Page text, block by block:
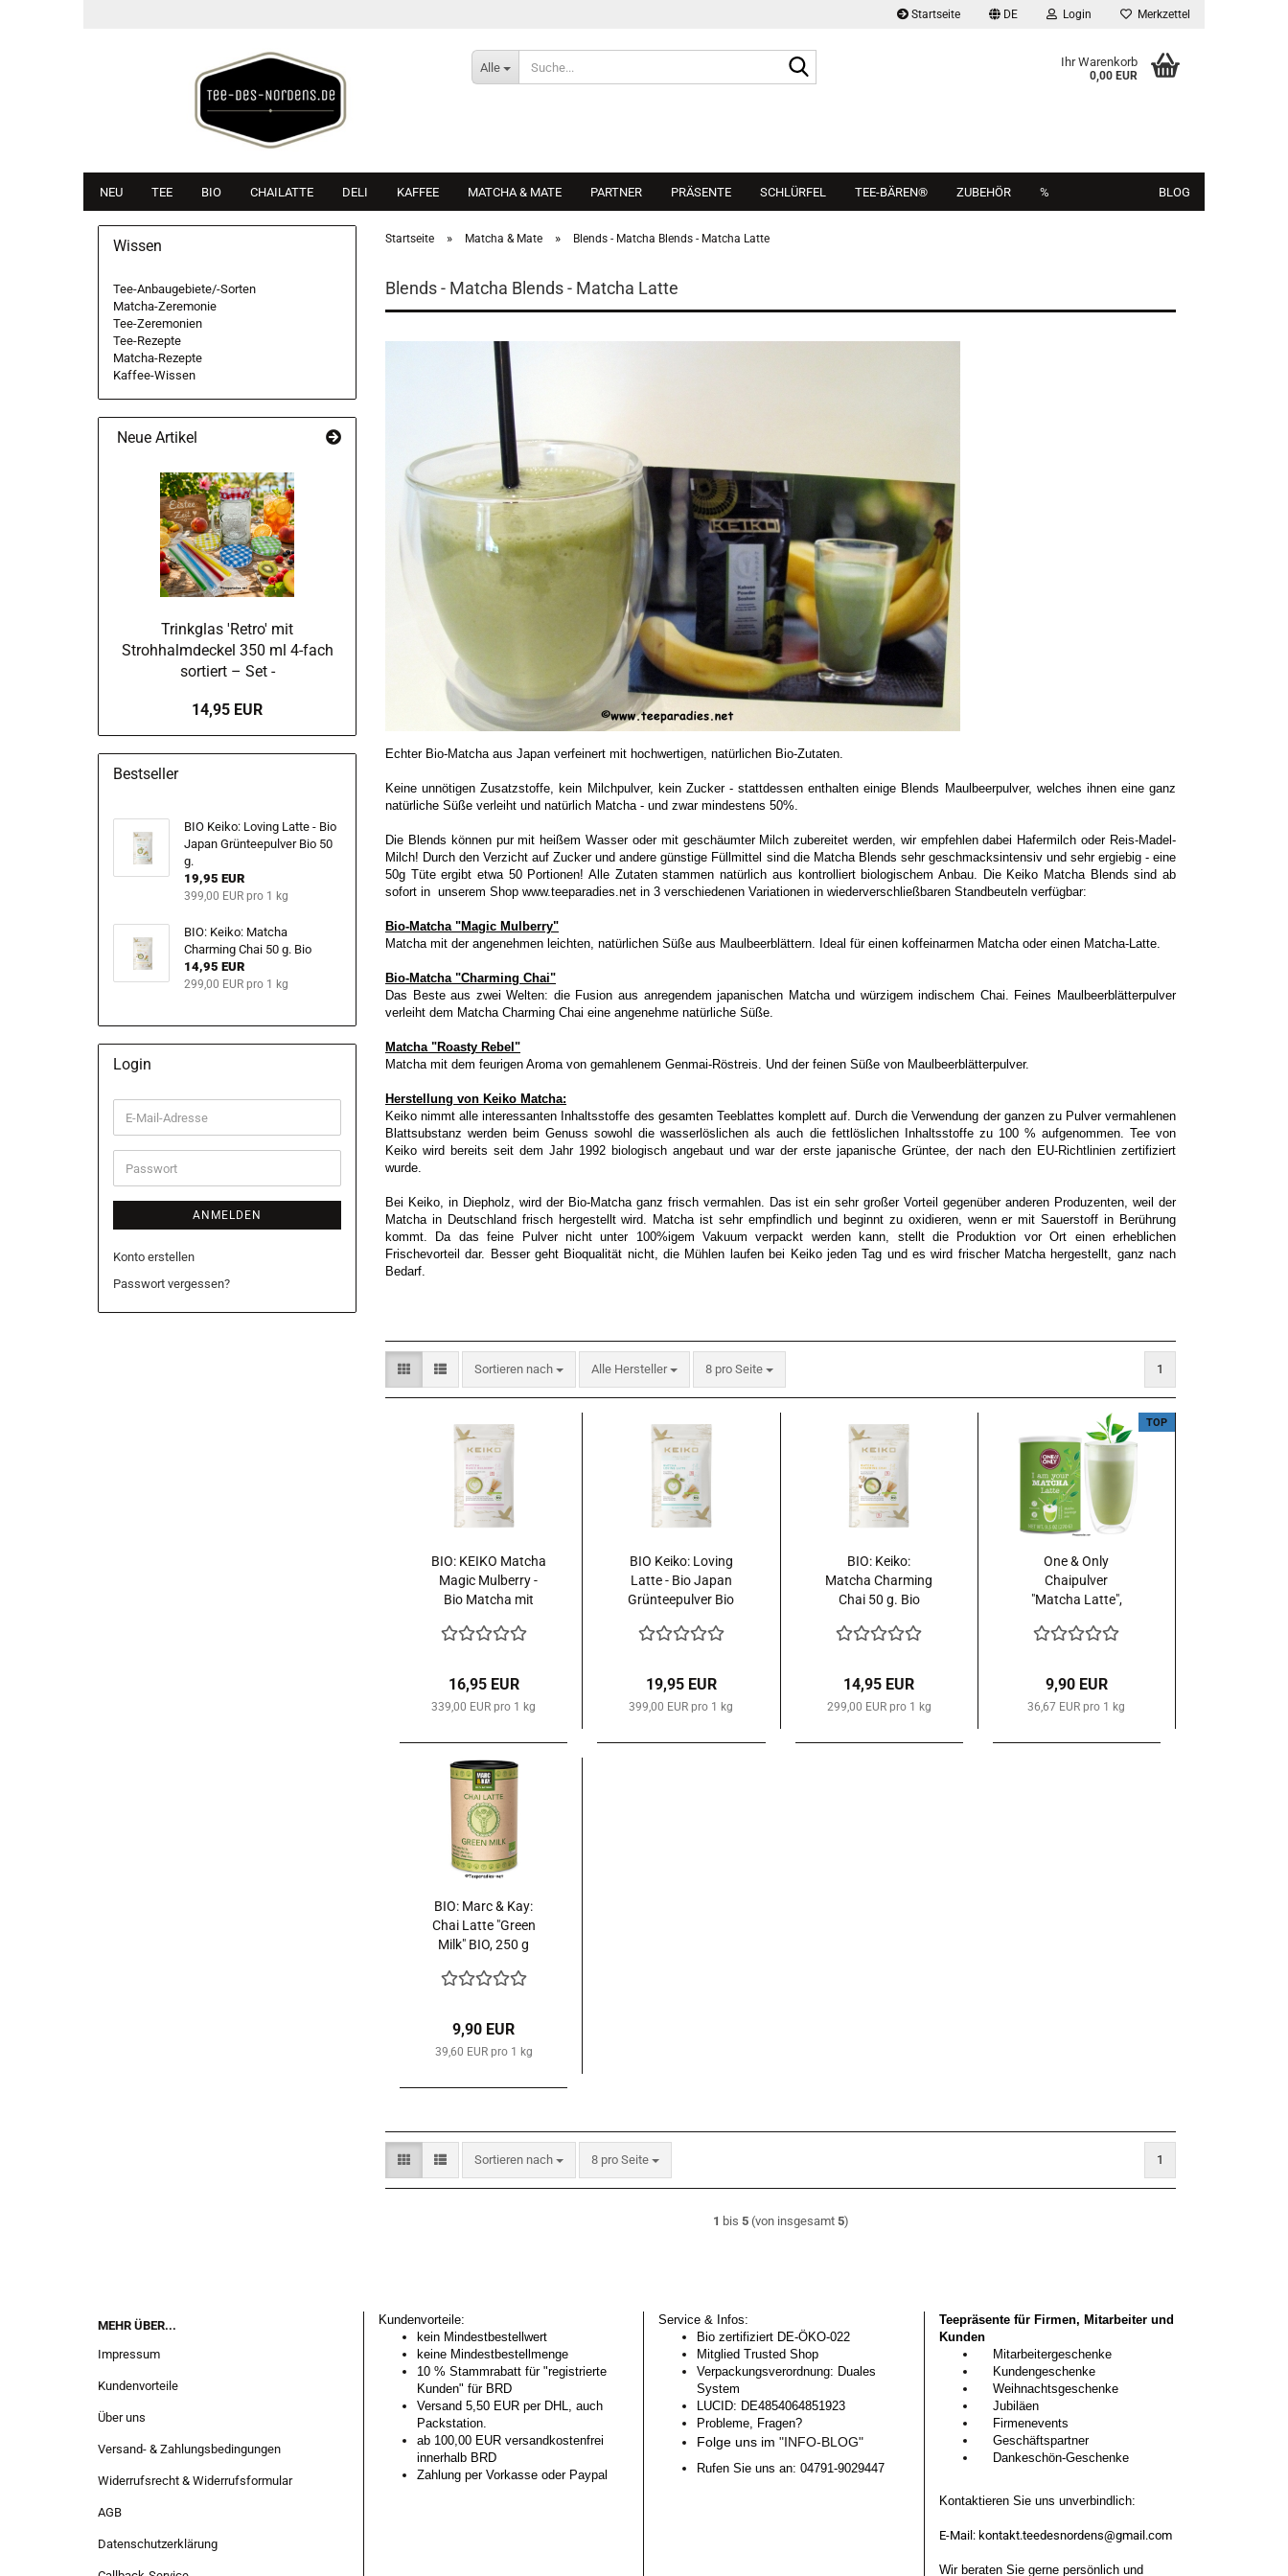
Startseite DE Login Merkzettel
Alle Ihr Warenkorb
0,00 EUR
NEU TEE BIO CHAILATTE DELI KAFFEE MATCHA & MATE PARTNER PRÄSENTE SCHLÜRFEL TEE-BÄREN® ZUBEHÖR % BLOG
Startseite » Matcha & Mate » Blends - Matcha Blends - Matcha Latte
Blends - Matcha Blends - Matcha Latte
Echter Bio-Matcha aus Japan verfeinert mit hochwertigen, natürlichen Bio-Zutaten.
Keine unnötigen Zusatzstoffe, kein Milchpulver, kein Zucker - stattdessen enthalten einige Blends Maulbeerpulver, welches ihnen eine ganz
natürliche Süße verleiht und natürlich Matcha - und zwar mindestens 50%.
Die Blends können pur mit heißem Wasser oder mit geschäumter Milch zubereitet werden, wir empfehlen dabei Hafermilch oder Reis-Madel-
Milch! Durch den Verzicht auf Zucker und andere günstige Füllmittel sind die Matcha Blends sehr geschmacksintensiv und sehr ergiebig - eine
50g Tüte ergibt etwa 50 Portionen! Alle Zutaten stammen natürlich aus kontrolliert biologischem Anbau. Die Keiko Matcha Blends sind ab
sofort in unserem Shop www.teeparadies.net in 3 verschiedenen Variationen in wiederverschließbaren Standbeuteln verfügbar:
Bio-Matcha "Magic Mulberry"
Matcha mit der angenehmen leichten, natürlichen Süße aus Maulbeerblättern. Ideal für einen koffeinarmen Matcha oder einen Matcha-Latte.
Bio-Matcha "Charming Chai"
Das Beste aus zwei Welten: die Fusion aus anregendem japanischen Matcha und würzigem indischem Chai. Feines Maulbeerblätterpulver
verleiht dem Matcha Charming Chai eine angenehme natürliche Süße.
Matcha "Roasty Rebel"
Matcha mit dem feurigen Aroma von gemahlenem Genmai-Röstreis. Und der feinen Süße von Maulbeerblätterpulver.
Herstellung von Keiko Matcha:
Keiko nimmt alle interessanten Inhaltsstoffe des gesamten Teeblattes komplett auf. Durch die Verwendung der ganzen zu Pulver vermahlenen
Blattsubstanz werden beim Genuss sowohl die wasserlöslichen als auch die fettlöslichen Inhaltsstoffe zu 100 % aufgenommen. Tee von
Keiko wird bereits seit dem Jahr 1992 biologisch angebaut und war der erste japanische Grüntee, der nach den EU-Richtlinien zertifiziert
wurde.
Bei Keiko, in Diepholz, wird der Bio-Matcha ganz frisch vermahlen. Das ist ein sehr großer Vorteil gegenüber anderen Produzenten, weil der
Matcha in Deutschland frisch hergestellt wird. Matcha ist sehr empfindlich und beginnt zu oxidieren, wenn er mit Sauerstoff in Berührung
kommt. Da das feine Pulver nicht unter 100%igem Vakuum verpackt werden kann, stellt die Produktion vor Ort einen erheblichen
Frischevorteil dar. Besser geht Bioqualität nicht, die Mühlen laufen bei Keiko jeden Tag und es wird frischer Matcha hergestellt, ganz nach
Bedarf.
Sortieren nach
Sortieren nach Alle Hersteller 8 pro Seite
pro Seite 1
BIO: KEIKO Matcha
Magic Mulberry -
Bio Matcha mit
50 g.
16,95 EUR
339,00 EUR pro 1 kg
BIO Keiko: Loving
Latte - Bio Japan
Grünteepulver Bio
19,95 EUR
399,00 EUR pro 1 kg
BIO: Keiko:
Matcha Charming
Chai 50 g. Bio
14,95 EUR
299,00 EUR pro 1 kg
TOP
One & Only
Chaipulver
"Matcha Latte",
vegan -
9,90 EUR
36,67 EUR pro 1 kg
BIO: Marc & Kay:
Chai Latte "Green
Milk" BIO, 250 g
9,90 EUR
39,60 EUR pro 1 kg
Sortieren nach
Sortieren nach 8 pro Seite
pro Seite 1
1 bis 5(von insgesamt 5)
Wissen
Tee-Anbaugebiete/-Sorten
Matcha-Zeremonie
Tee-Zeremonien
Tee-Rezepte
Matcha-Rezepte
Kaffee-Wissen
Neue Artikel
Trinkglas 'Retro' mit
Strohhalmdeckel 350 ml 4-fach
sortiert – Set -
14,95 EUR
Bestseller
BIO Keiko: Loving Latte - Bio
Japan Grünteepulver Bio 50
g.
19,95 EUR
399,00 EUR pro 1 kg
BIO: Keiko: Matcha
Charming Chai 50 g. Bio
14,95 EUR
299,00 EUR pro 1 kg
Login
E-
Mail-
Adresse
Passwort
ANMELDEN
Konto erstellen
Passwort vergessen?
MEHR ÜBER...
Impressum
Kundenvorteile
Über uns
Versand- & Zahlungsbedingungen
Widerrufsrecht & Widerrufsformular
AGB
Datenschutzerklärung
Kundenvorteile:
kein Mindestbestellwert
keine Mindestbestellmenge
10 % Stammrabatt für "registrierte
Kunden" für BRD
Versand 5,50 EUR per DHL, auch
Packstation.
ab 100,00 EUR versandkostenfrei
innerhalb BRD
Zahlung per Vorkasse oder Paypal
Service & Infos:
Bio zertifiziert DE-ÖKO-022
Mitglied Trusted Shop
Verpackungsverordnung: Duales
System
LUCID: DE4854064851923
Probleme, Fragen?
Folge uns im "INFO-BLOG"
Rufen Sie uns an: 04791-9029447
Teepräsente für Firmen, Mitarbeiter und
Kunden
Mitarbeitergeschenke
Kundengeschenke
Weihnachtsgeschenke
Jubiläen
Firmenevents
Geschäftspartner
Dankeschön-Geschenke
Kontaktieren Sie uns unverbindlich:
E-Mail: kontakt.teedesnordens@gmail.com
Wir beraten Sie gerne persönlich und